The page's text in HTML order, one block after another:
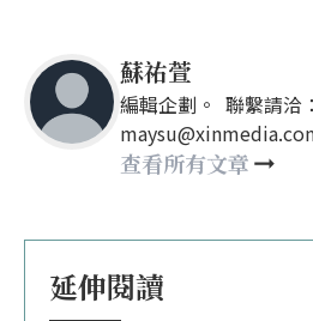
蘇祐萱
編輯企劃。 聯繫請洽：
查看所有文章
延伸閱讀